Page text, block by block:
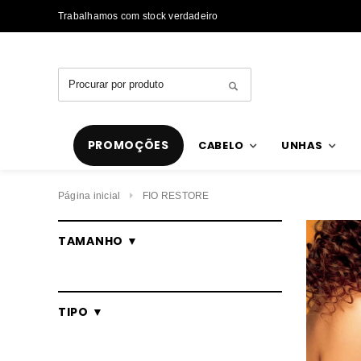
Envios rápidos
PROMOÇÕES CABELO UNHAS
Página inicial FIO RESTORE
TAMANHO ▼
TIPO ▼